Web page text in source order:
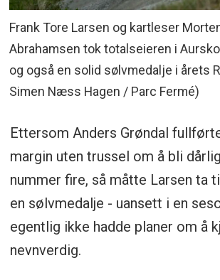
Frank Tore Larsen og kartleser
Abrahamsen tok totalseieren i
og også en solid sølvmedalje i årets
Simen Næss Hagen / Parc Fermé)
Ettersom Anders Grøndal
margin uten trussel om å bli
nummer fire, så måtte Larsen ta
en sølvmedalje - uansett i en
egentlig ikke hadde planer om å
nevnverdig.